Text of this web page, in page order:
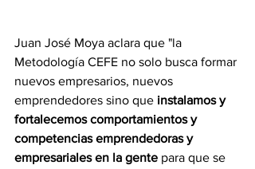
Juan José Moya aclara que "la
Metodología CEFE no solo busca formar
nuevos empresarios, nuevos
emprendedores sino que instalamos y
fortalecemos comportamientos y
competencias emprendedoras y
empresariales en la gente para que se